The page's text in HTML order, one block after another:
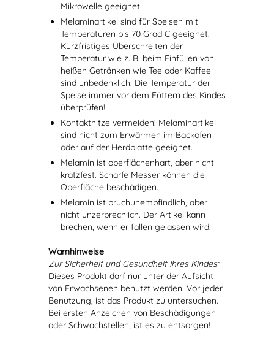
Mikrowelle geeignet
Melaminartikel sind für Speisen mit
Temperaturen bis 70 Grad C geeignet.
Kurzfristiges Überschreiten der
Temperatur wie z. B. beim Einfüllen von
heißen Getränken wie Tee oder Kaffee
sind unbedenklich. Die Temperatur der
Speise immer vor dem Füttern des Kindes
überprüfen!
Kontakthitze vermeiden! Melaminartikel
sind nicht zum Erwärmen im Backofen
oder auf der Herdplatte geeignet.
Melamin ist oberflächenhart, aber nicht
kratzfest. Scharfe Messer können die
Oberfläche beschädigen.
Melamin ist bruchunempfindlich, aber
nicht unzerbrechlich. Der Artikel kann
brechen, wenn er fallen gelassen wird.
Warnhinweise
Zur Sicherheit und Gesundheit Ihres Kindes:
Dieses Produkt darf nur unter der Aufsicht
von Erwachsenen benutzt werden. Vor jeder
Benutzung, ist das Produkt zu untersuchen.
Bei ersten Anzeichen von Beschädigungen
oder Schwachstellen, ist es zu entsorgen!